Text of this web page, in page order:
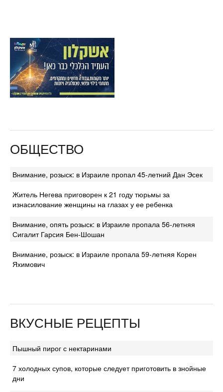
ОБЩЕСТВО
Внимание, розыск: в Израиле пропал 45-летний Дан Эсек
Житель Негева приговорен к 21 году тюрьмы за
изнасилование женщины на глазах у ее ребенка
Внимание, опять розыск: в Израиле пропала 56-летняя
Сигалит Гарсия Бен-Шошан
Внимание, розыск: в Израиле пропала 59-летняя Корен
Яхимович
ВКУСНЫЕ РЕЦЕПТЫ
Пышный пирог с нектаринами
7 холодных супов, которые следует приготовить в знойные
дни